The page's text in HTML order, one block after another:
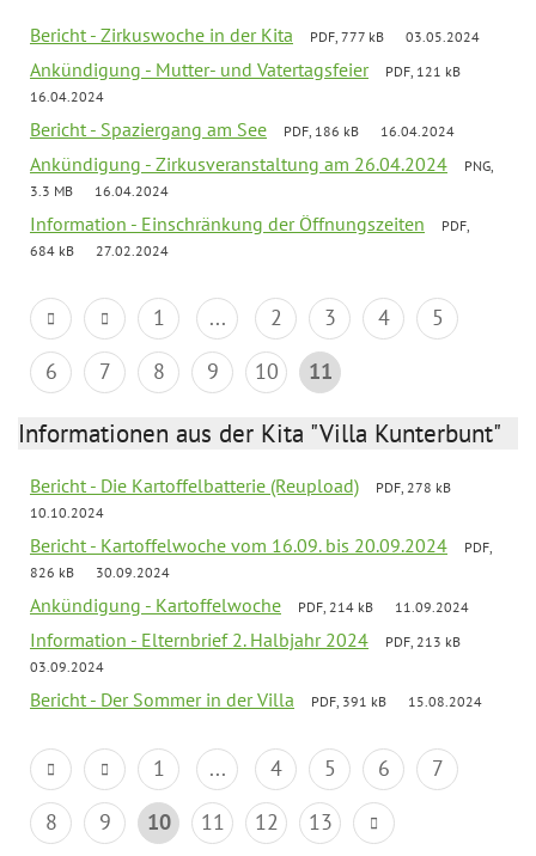
Bericht - Zirkuswoche in der Kita PDF, 777 kB 03.05.2024
Ankündigung - Mutter- und Vatertagsfeier
PDF, 121 kB
16.04.2024
Bericht - Spaziergang am See PDF, 186 kB 16.04.2024
Ankündigung - Zirkusveranstaltung am 26.04.2024
PNG,
3.3 MB
16.04.2024
Information - Einschränkung der Öffnungszeiten
PDF,
684 kB
27.02.2024
1 ... 2 3 4
5
6
7 8 9 10 11
Informationen aus der Kita "Villa Kunterbunt"
Bericht - Die Kartoffelbatterie (Reupload)
PDF, 278 kB
10.10.2024
Bericht - Kartoffelwoche vom 16.09. bis 20.09.2024
PDF,
826 kB
30.09.2024
Ankündigung - Kartoffelwoche PDF, 214 kB 11.09.2024
Information - Elternbrief 2. Halbjahr 2024
PDF, 213 kB
03.09.2024
Bericht - Der Sommer in der Villa PDF, 391 kB 15.08.2024
1 ... 4 5 6
7
8
9 10 11 12 13